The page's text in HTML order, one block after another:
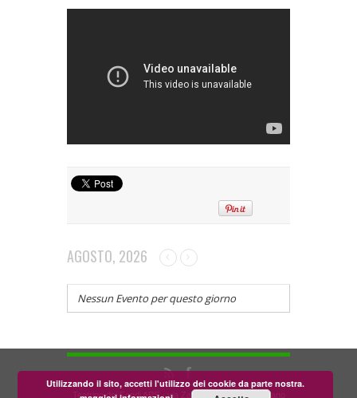
AGOSTO, 2026
Nessun Evento per questo giorno
Teatrino dei Fondi APS - via Zara, 58 56024 Corazzano
Utilizzando il sito, accetti l'utilizzo dei cookie da parte nostra.